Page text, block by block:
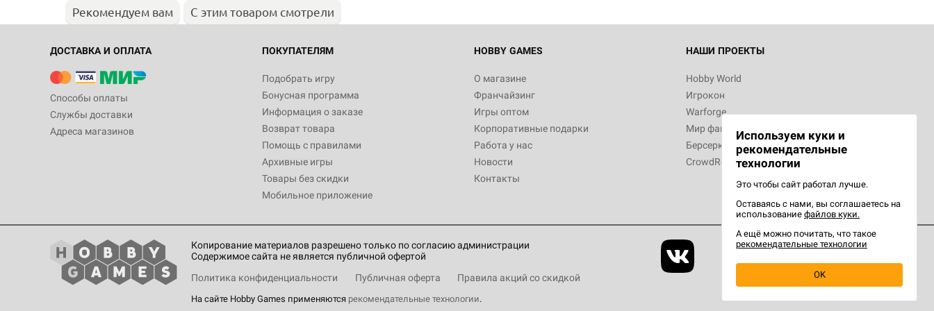
Рекомендуем вам С этим товаром смотрели
ДОСТАВКА И ОПЛАТА
Способы оплаты
Службы доставки
Адреса магазинов
ПОКУПАТЕЛЯМ
Подобрать игру
Бонусная программа
Информация о заказе
Возврат товара
Помощь с правилами
Архивные игры
Товары без скидки
Мобильное приложение
HOBBY GAMES
О магазине
Франчайзинг
Игры оптом
Корпоративные подарки
Работа у нас
Новости
Контакты
НАШИ ПРОЕКТЫ
Hobby World
Игрокон
Warforge
Мир фантастики
Берсерк
CrowdRepublic
Копирование материалов разрешено только по согласию администрации
Содержимое сайта не является публичной офертой
Политика конфиденциальности
Публичная оферта Правила акций со скидкой
На сайте Hobby Games применяются рекомендательные технологии.
Используем куки и
рекомендательные
технологии
Это чтобы сайт работал лучше.
Оставаясь с нами, вы соглашаетесь на
использование файлов куки.
А ещё можно почитать, что такое
рекомендательные технологии
OK